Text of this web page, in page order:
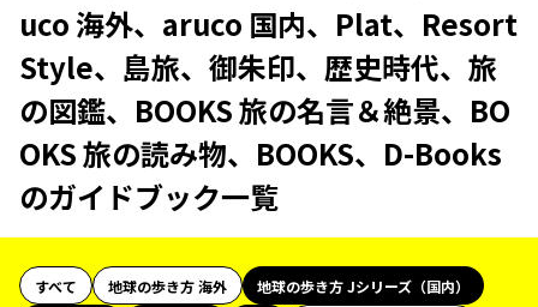
uco 海外、aruco 国内、Plat、Resort
Style、島旅、御朱印、歴史時代、旅
の図鑑、BOOKS 旅の名言＆絶景、BO
OKS 旅の読み物、BOOKS、D-Books
のガイドブック一覧
すべて 地球の歩き方 海外
地球の歩き方 Jシリーズ（国内）